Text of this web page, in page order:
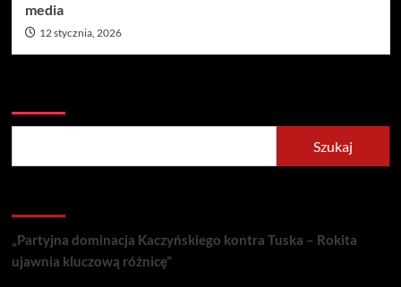
media
12 stycznia, 2026
Szukaj
„Partyjna dominacja Kaczyńskiego kontra Tuska – Rokita
ujawnia kluczową różnicę”